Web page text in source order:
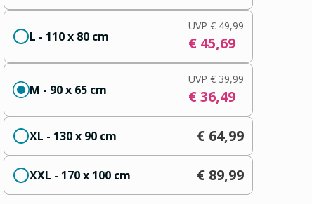
L - 110 x 80 cm
UVP € 49,99
€ 45,69
M - 90 x 65 cm
UVP € 39,99
€ 36,49
XL - 130 x 90 cm € 64,99
XXL - 170 x 100 cm € 89,99